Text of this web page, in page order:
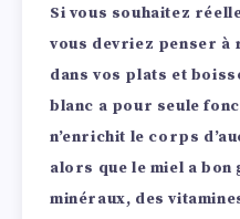
Si vous souhaitez
vous devriez penser à
dans vos plats et
blanc a pour seule
n’enrichit le corps
alors que le miel a
minéraux, des